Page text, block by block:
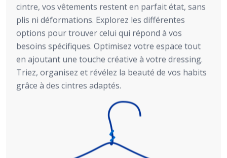
cintre, vos vêtements restent en parfait état, sans
plis ni déformations. Explorez les différentes
options pour trouver celui qui répond à vos
besoins spécifiques. Optimisez votre espace tout
en ajoutant une touche créative à votre dressing.
Triez, organisez et révélez la beauté de vos habits
grâce à des cintres adaptés.